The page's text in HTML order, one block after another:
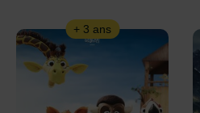
+ 3 ans